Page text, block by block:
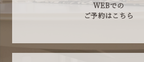
WEBでの
ご予約はこちら